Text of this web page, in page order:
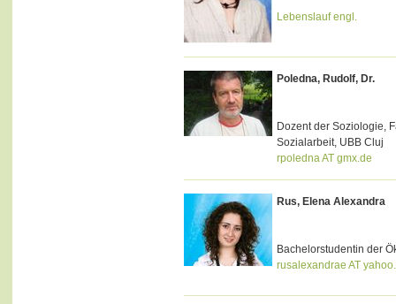
Lebenslauf engl.
Poledna, Rudolf, Dr.
Dozent der Soziologie,
Sozialarbeit, UBB Cluj
rpoledna AT gmx.de
Rus, Elena Alexandra
Bachelorstudentin der
rusalexandrae AT